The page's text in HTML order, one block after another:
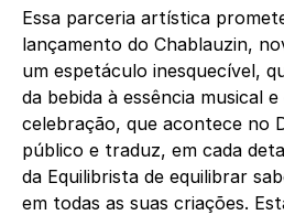
Essa parceria artística
lançamento do Chablauzin,
um espetáculo inesquecível,
da bebida à essência musical
celebração, que acontece no
público e traduz, em cada
da Equilibrista de equilibrar
em todas as suas criações.